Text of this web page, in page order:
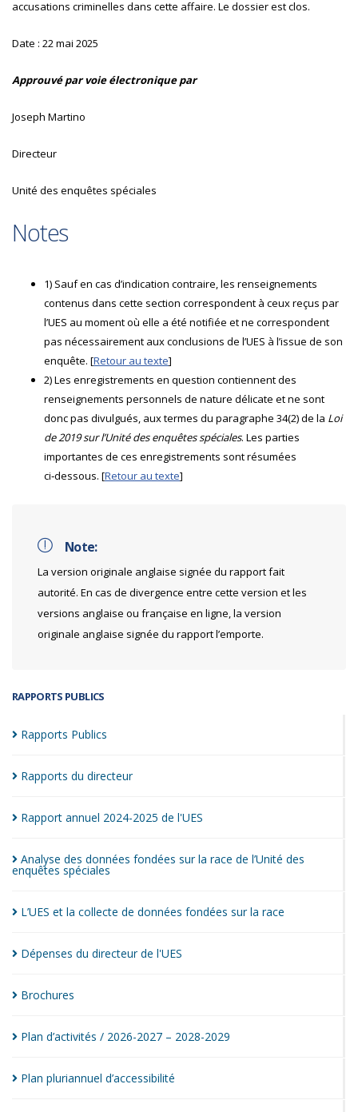
RAPPORTS PUBLICS
Rapports Publics
Rapports du directeur
Rapport annuel 2024-2025 de l'UES
Analyse des données fondées sur la race de l’Unité des
enquêtes spéciales
L’UES et la collecte de données fondées sur la race
Dépenses du directeur de l'UES
Brochures
Plan d’activités / 2026-2027 – 2028-2029
Plan pluriannuel d’accessibilité
accusations criminelles dans cette affaire. Le dossier est clos.
Date : 22 mai 2025
Approuvé par voie électronique par
Joseph Martino
Directeur
Unité des enquêtes spéciales
Notes
1) Sauf en cas d’indication contraire, les renseignements
contenus dans cette section correspondent à ceux reçus par
l’UES au moment où elle a été notifiée et ne correspondent
pas nécessairement aux conclusions de l’UES à l’issue de son
enquête. [Retour au texte]
2) Les enregistrements en question contiennent des
renseignements personnels de nature délicate et ne sont
donc pas divulgués, aux termes du paragraphe 34(2) de la Loi
de 2019 sur l’Unité des enquêtes spéciales. Les parties
importantes de ces enregistrements sont résumées
ci‑dessous. [Retour au texte]
Note:
La version originale anglaise signée du rapport fait
autorité. En cas de divergence entre cette version et les
versions anglaise ou française en ligne, la version
originale anglaise signée du rapport l’emporte.